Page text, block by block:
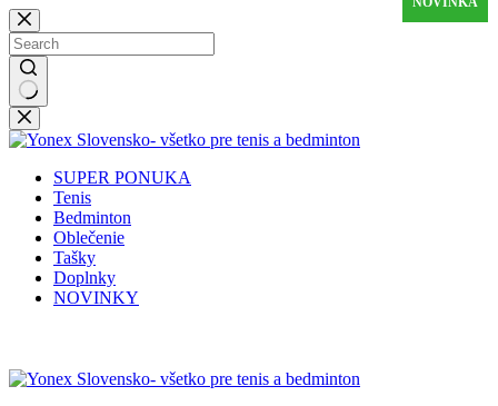
Skip
to
content
No
results
SUPER PONUKA
Tenis
Bedminton
Oblečenie
Tašky
Doplnky
NOVINKY